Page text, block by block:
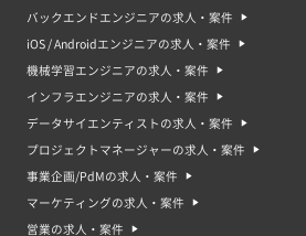
バックエンドエンジニアの求人・案件
iOS / Androidエンジニアの求人・案件
機械学習エンジニアの求人・案件
インフラエンジニアの求人・案件
データサイエンティストの求人・案件
プロジェクトマネージャーの求人・案件
事業企画/PdMの求人・案件
マーケティングの求人・案件
営業の求人・案件